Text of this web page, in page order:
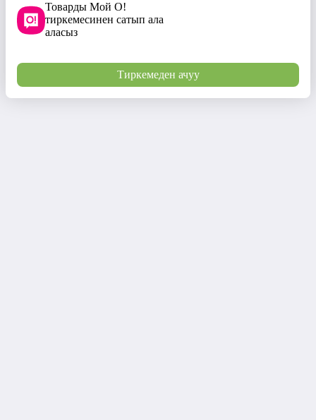
Товарды Мой О!
тиркемесинен сатып ала
аласыз
Тиркемеден ачуу